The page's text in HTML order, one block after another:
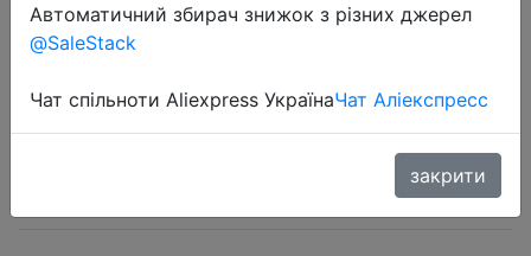
сумка ручной инструмент
отвертка инструмент держатель,
…
Автоматичний збирач знижок з різних джерел
@SaleStack
Чат спільноти Aliexpress УкраїнаЧат Аліекспресс
закрити